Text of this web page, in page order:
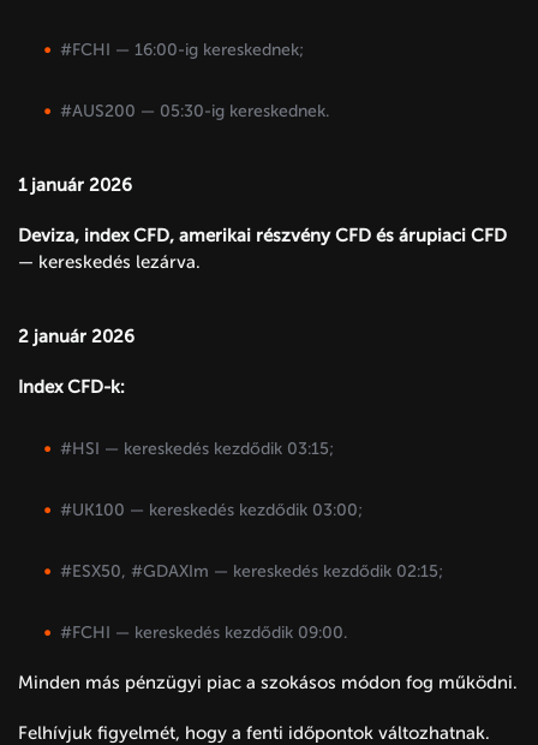
#FCHI — 16:00-ig kereskednek;
#AUS200 — 05:30-ig kereskednek.
1 január 2026
Deviza, index CFD, amerikai részvény CFD és árupiaci CFD
— kereskedés lezárva.
2 január 2026
Index CFD-k:
#HSI — kereskedés kezdődik 03:15;
#UK100 — kereskedés kezdődik 03:00;
#ESX50, #GDAXIm — kereskedés kezdődik 02:15;
#FCHI — kereskedés kezdődik 09:00.
Minden más pénzügyi piac a szokásos módon fog működni.
Felhívjuk figyelmét, hogy a fenti időpontok változhatnak.